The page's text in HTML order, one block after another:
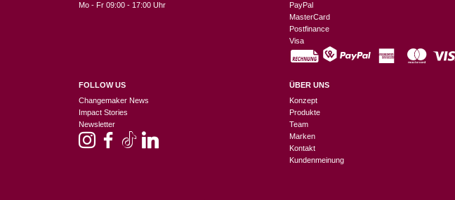
Mo - Fr 09:00 - 17:00 Uhr
FOLLOW US
Changemaker News
Impact Stories
Newsletter
PayPal
MasterCard
Postfinance
Visa
ÜBER UNS
Konzept
Produkte
Team
Marken
Kontakt
Kundenmeinung